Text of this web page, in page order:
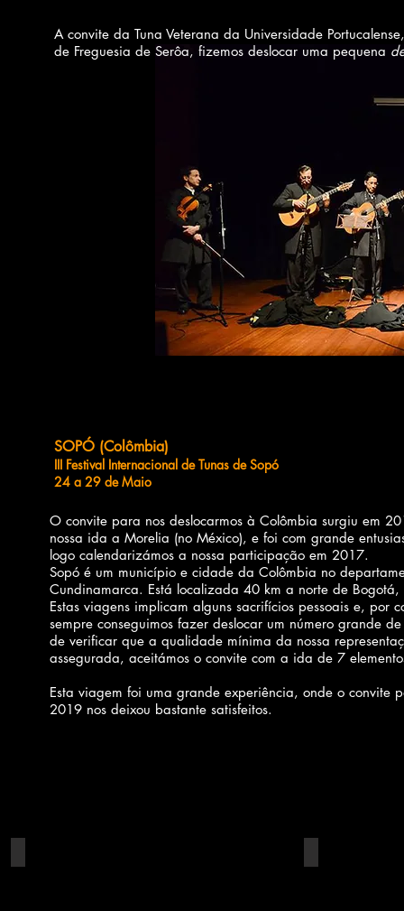
A convite da Tuna Veterana da Universidade
de Freguesia de Serôa, fizemos deslocar uma pequena
SOPÓ (Colômbia)
III Festival Internacional de Tunas de Sopó
24 a 29 de Maio
O convite para nos deslocarmos à Colômbia surgiu em
nossa ida a Morelia (no México), e foi com grande
logo calendarizámos a nossa participação em 2017.
Sopó é um município e cidade da Colômbia no
Cundinamarca. Está localizada 40 km a norte de
Estas viagens implicam alguns sacrifícios pessoais e, por
sempre conseguimos fazer deslocar um número grande
de verificar que a qualidade mínima da nossa
assegurada, aceitámos o convite com a ida de 7
Esta viagem foi uma grande experiência, onde o convite
2019 nos deixou bastante satisfeitos.
Catedral de Zipaquirá Bogotá